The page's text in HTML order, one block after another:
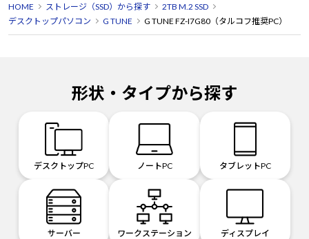
HOME ストレージ（SSD）から探す
2TB M.2 SSD
デスクトップパソコン
G TUNE G TUNE FZ-I7G80（タルコフ推奨PC）
形状・タイプから探す
デスクトップPC ノートPC タブレットPC
サーバー ワークステーション ディスプレイ